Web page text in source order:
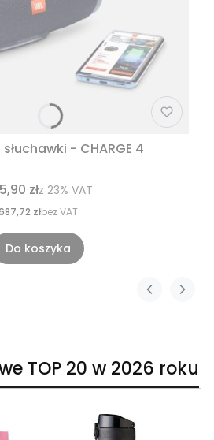
- CHARGE 4
złz 23% VAT
złbez VAT
Do koszyka
TOP 20 w 2026 roku